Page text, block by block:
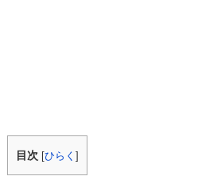
目次 [ひらく]